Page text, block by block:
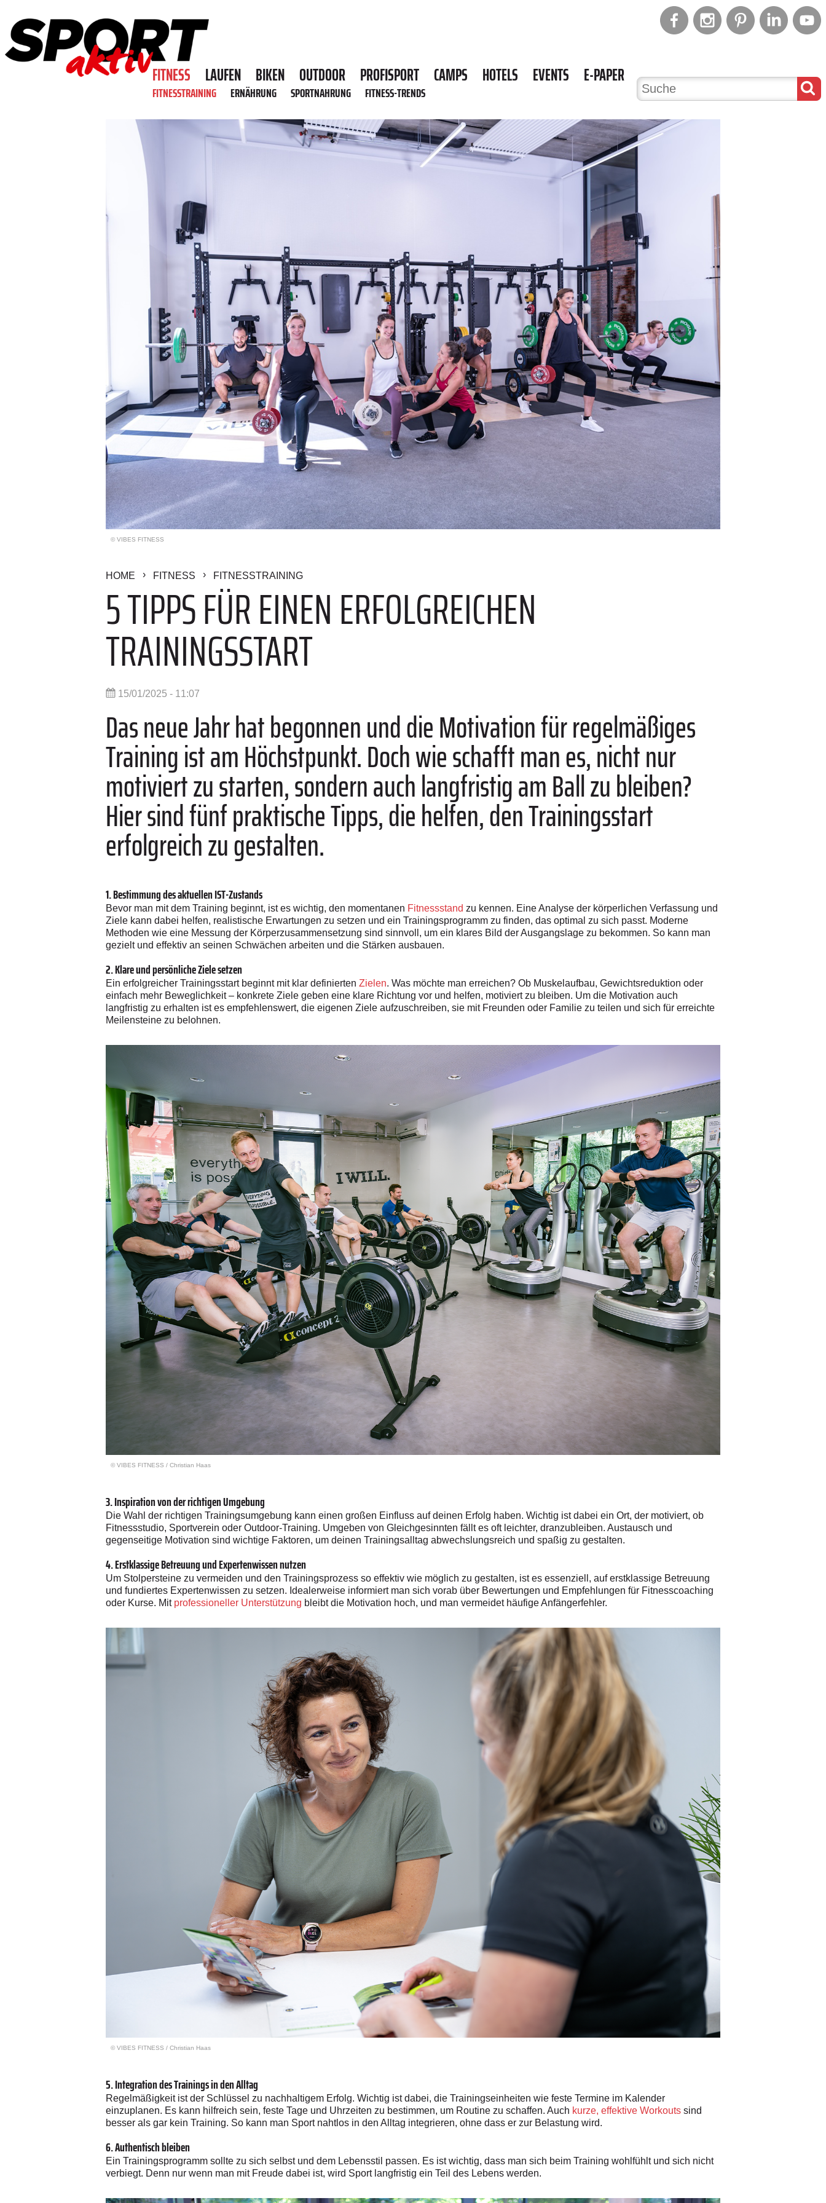
FITNESS LAUFEN BIKEN OUTDOOR PROFISPORT CAMPS HOTELS EVENTS E-PAPER
FITNESSTRAINING ERNÄHRUNG SPORTNAHRUNG FITNESS-TRENDS
© VIBES FITNESS
HOME FITNESS FITNESSTRAINING
5 TIPPS FÜR EINEN ERFOLGREICHEN
TRAININGSSTART
15/01/2025 - 11:07
Das neue Jahr hat begonnen und die Motivation für regelmäßiges
Training ist am Höchstpunkt. Doch wie schafft man es, nicht nur
motiviert zu starten, sondern auch langfristig am Ball zu bleiben?
Hier sind fünf praktische Tipps, die helfen, den Trainingsstart
erfolgreich zu gestalten.
1. Bestimmung des aktuellen IST-Zustands
Bevor man mit dem Training beginnt, ist es wichtig, den momentanen Fitnessstand zu kennen. Eine Analyse der körperlichen Verfassung und
Ziele kann dabei helfen, realistische Erwartungen zu setzen und ein Trainingsprogramm zu finden, das optimal zu sich passt. Moderne
Methoden wie eine Messung der Körperzusammensetzung sind sinnvoll, um ein klares Bild der Ausgangslage zu bekommen. So kann man
gezielt und effektiv an seinen Schwächen arbeiten und die Stärken ausbauen.
2. Klare und persönliche Ziele setzen
Ein erfolgreicher Trainingsstart beginnt mit klar definierten Zielen. Was möchte man erreichen? Ob Muskelaufbau, Gewichtsreduktion oder
einfach mehr Beweglichkeit – konkrete Ziele geben eine klare Richtung vor und helfen, motiviert zu bleiben. Um die Motivation auch
langfristig zu erhalten ist es empfehlenswert, die eigenen Ziele aufzuschreiben, sie mit Freunden oder Familie zu teilen und sich für erreichte
Meilensteine zu belohnen.
© VIBES FITNESS / Christian Haas
3. Inspiration von der richtigen Umgebung
Die Wahl der richtigen Trainingsumgebung kann einen großen Einfluss auf deinen Erfolg haben. Wichtig ist dabei ein Ort, der motiviert, ob
Fitnessstudio, Sportverein oder Outdoor-Training. Umgeben von Gleichgesinnten fällt es oft leichter, dranzubleiben. Austausch und
gegenseitige Motivation sind wichtige Faktoren, um deinen Trainingsalltag abwechslungsreich und spaßig zu gestalten.
4. Erstklassige Betreuung und Expertenwissen nutzen
Um Stolpersteine zu vermeiden und den Trainingsprozess so effektiv wie möglich zu gestalten, ist es essenziell, auf erstklassige Betreuung
und fundiertes Expertenwissen zu setzen. Idealerweise informiert man sich vorab über Bewertungen und Empfehlungen für Fitnesscoaching
oder Kurse. Mit professioneller Unterstützung bleibt die Motivation hoch, und man vermeidet häufige Anfängerfehler.
© VIBES FITNESS / Christian Haas
5. Integration des Trainings in den Alltag
Regelmäßigkeit ist der Schlüssel zu nachhaltigem Erfolg. Wichtig ist dabei, die Trainingseinheiten wie feste Termine im Kalender
einzuplanen. Es kann hilfreich sein, feste Tage und Uhrzeiten zu bestimmen, um Routine zu schaffen. Auch kurze, effektive Workouts sind
besser als gar kein Training. So kann man Sport nahtlos in den Alltag integrieren, ohne dass er zur Belastung wird.
6. Authentisch bleiben
Ein Trainingsprogramm sollte zu sich selbst und dem Lebensstil passen. Es ist wichtig, dass man sich beim Training wohlfühlt und sich nicht
verbiegt. Denn nur wenn man mit Freude dabei ist, wird Sport langfristig ein Teil des Lebens werden.